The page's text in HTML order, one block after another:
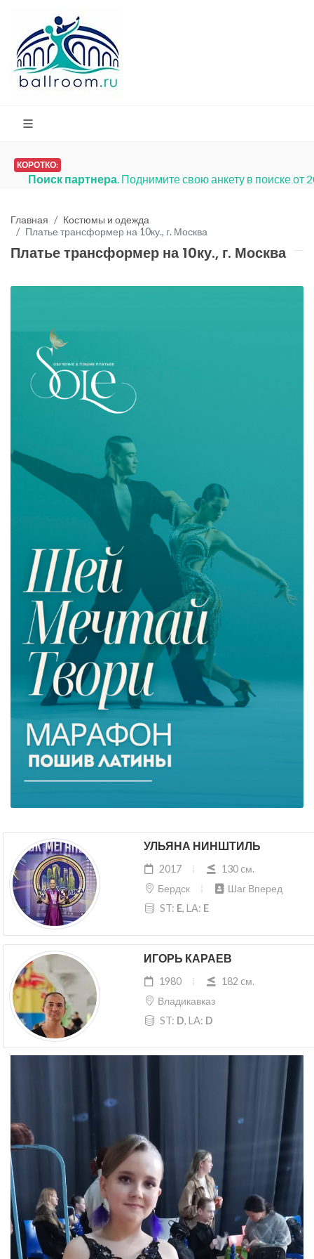
КОРОТКО:
Поиск партнера. Поднимите свою анкету в поиске от
Главная
Костюмы и одежда
Платье трансформер на 10ку., г. Москва
Платье трансформер на 10ку., г. Москва
УЛЬЯНА НИНШТИЛЬ
2017
130 cм.
Бердск
Шаг Вперед
ST: E, LA: E
ИГОРЬ КАРАЕВ
1980
182 cм.
Владикавказ
ST: D, LA: D